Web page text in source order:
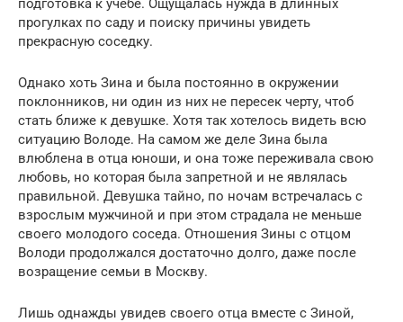
подготовка к учебе. Ощущалась нужда в длинных
прогулках по саду и поиску причины увидеть
прекрасную соседку.
Однако хоть Зина и была постоянно в окружении
поклонников, ни один из них не пересек черту, чтоб
стать ближе к девушке. Хотя так хотелось видеть всю
ситуацию Володе. На самом же деле Зина была
влюблена в отца юноши, и она тоже переживала свою
любовь, но которая была запретной и не являлась
правильной. Девушка тайно, по ночам встречалась с
взрослым мужчиной и при этом страдала не меньше
своего молодого соседа. Отношения Зины с отцом
Володи продолжался достаточно долго, даже после
возращение семьи в Москву.
Лишь однажды увидев своего отца вместе с Зиной,